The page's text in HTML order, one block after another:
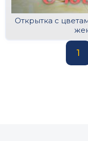
Открытка с
1